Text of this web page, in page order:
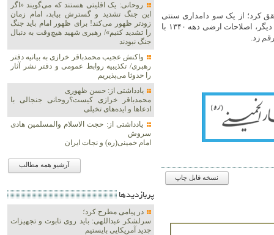
محقق کرد؛ از یک سو دامداری سنتی
کشور ۳۰ سال قبل در پی تخته‌قاپوی اجباری کمر خم کرده بود و از سوی دیگر، اصلاحات ارضی دهه ۱۳۴۰ با
زد.
نسخه قابل چاپ
روحانی: یک اقلیتی هستند که می‌گویند «اگر
این جنگ تشدید و گسترش بیابد، امام زمان
زودتر ظهور می‌کند! برای ظهور امام باید جنگ
را تشدید کنیم»/ رهبری شهید هیچ‌وقت به دنبال
جنگ نبودند
واکنش عجیب محمدباقر خرازی به بیانیه دفتر
رهبری/ تکذیبیه روابط عمومی و دفتر نشر آثار
را حدوثا می‌پذیریم
یادداشتی از: حسن ظهوری
محمدباقر خرازی کیست؟روحانی جنجالی با
ادعاها و ایده‌های تخیلی
یادداشتی از: حجت الاسلام والمسلمین هادی
سروش
امام خمینی(ره) و نجات ایران
آرشیو همه مطالب
پربازديدها
در پیامی مطرح کرد؛
سرلشکر عبداللهی: باید روی تابوت و تجهیزات
جدید آمریکایی بایستیم